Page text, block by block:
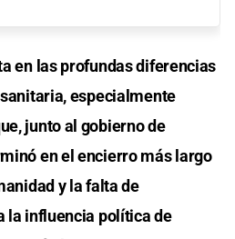
en las profundas diferencias
especialmente
junto al gobierno de
en el encierro más largo
y la falta de
la influencia política de